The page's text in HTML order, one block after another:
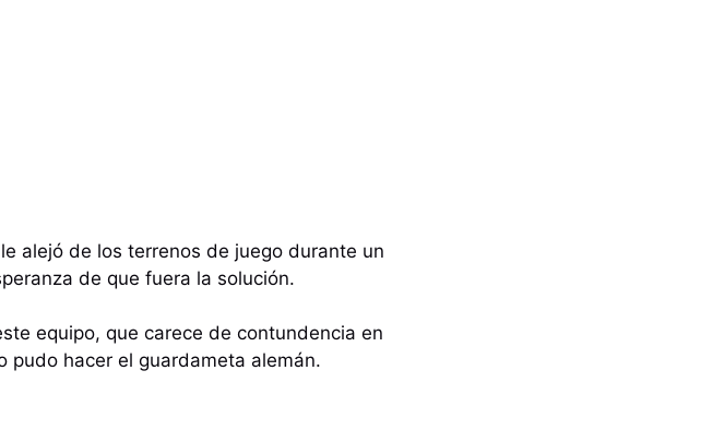
alejó de los terrenos de juego durante un
de que fuera la solución.
equipo, que carece de contundencia en
pudo hacer el guardameta alemán.